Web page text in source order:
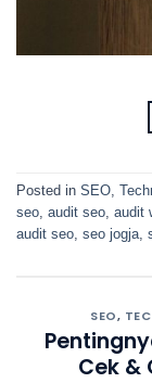
Posted in SEO,
seo, audit seo, audit
audit seo, seo jogja,
SEO,
Cek &